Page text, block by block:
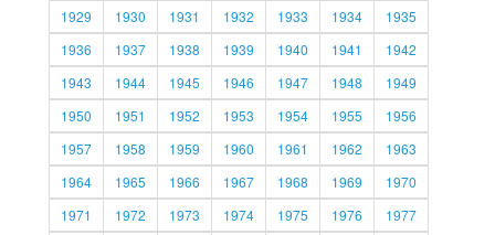
1929
1930 1931 1932 1933 1934
1935
1936
1937 1938 1939 1940 1941
1942
1943
1944 1945 1946 1947 1948
1949
1950
1951 1952 1953 1954 1955
1956
1957
1958 1959 1960 1961 1962
1963
1964
1965 1966 1967 1968 1969
1970
1971
1972 1973 1974 1975 1976
1977